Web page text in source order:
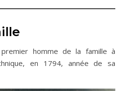
en 1794, année de sa